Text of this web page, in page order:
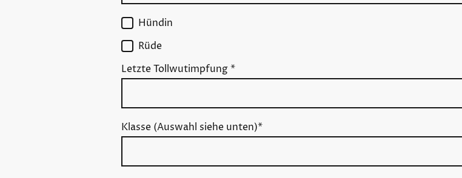
Hündin
Rüde
Letzte Tollwutimpfung*
Klasse (Auswahl siehe unten)*